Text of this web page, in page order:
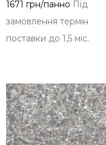
1671 грн/панно Під
замовлення термін
поставки до 1,5 міс.